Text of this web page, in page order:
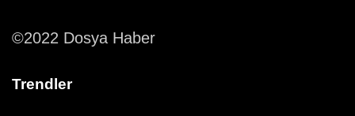
©2022 Dosya Haber
Trendler